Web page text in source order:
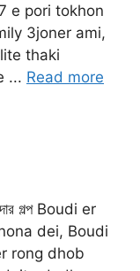
e pori tokhon
3joner ami,
thaki
... Read more
গল্প Boudi er
dei, Boudi
rong dhob